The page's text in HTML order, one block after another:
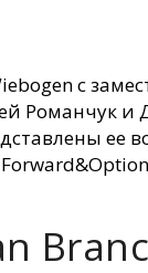
с
Романчук
ее